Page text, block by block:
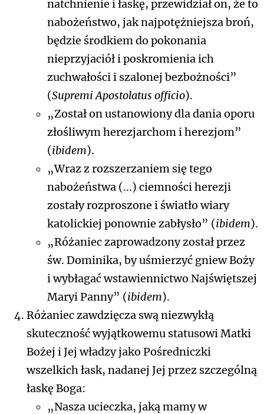
natchnienie i łaskę, przewidział on, że to
nabożeństwo, jak najpotężniejsza broń,
będzie środkiem do pokonania
nieprzyjaciół i poskromienia ich
zuchwałości i szalonej bezbożności”
(Supremi Apostolatus officio).
„Został on ustanowiony dla dania oporu
złośliwym herezjarchom i herezjom”
(ibidem).
„Wraz z rozszerzaniem się tego
nabożeństwa (...) ciemności herezji
zostały rozproszone i światło wiary
katolickiej ponownie zabłysło” (ibidem).
„Różaniec zaprowadzony został przez
św. Dominika, by uśmierzyć gniew Boży
i wybłagać wstawiennictwo Najświętszej
Maryi Panny” (ibidem).
Różaniec zawdzięcza swą niezwykłą
skuteczność wyjątkowemu statusowi Matki
Bożej i Jej władzy jako Pośredniczki
wszelkich łask, nadanej Jej przez szczególną
łaskę Boga:
„Nasza ucieczka, jaką mamy w